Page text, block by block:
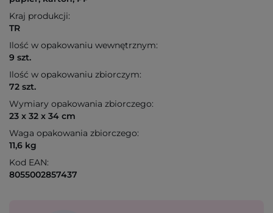
Kraj produkcji:
TR
Ilość w opakowaniu wewnętrznym:
9 szt.
Ilość w opakowaniu zbiorczym:
72 szt.
Wymiary opakowania zbiorczego:
23 x 32 x 34 cm
Waga opakowania zbiorczego:
11,6 kg
Kod EAN:
8055002857437